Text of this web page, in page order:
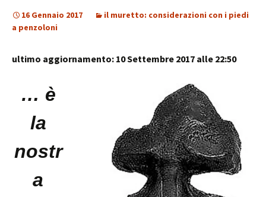
16 Gennaio 2017
il muretto: considerazioni con i piedi
a penzoloni
ultimo aggiornamento: 10 Settembre 2017 alle 22:50
… è
la
nostr
a